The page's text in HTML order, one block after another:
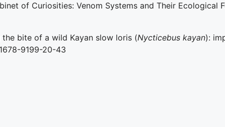
of Curiosities: Venom Systems and Their Ecological
bite of a wild Kayan slow loris (Nycticebus kayan):
9199-20-43